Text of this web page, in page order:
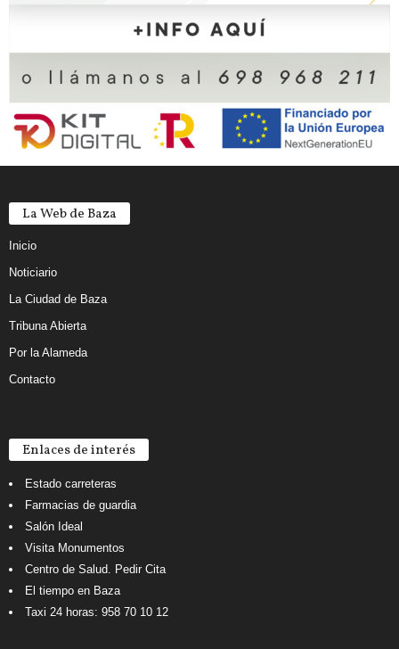
La Web de Baza
Inicio
Noticiario
La Ciudad de Baza
Tribuna Abierta
Por la Alameda
Contacto
Enlaces de interés
Estado carreteras
Farmacias de guardia
Salón Ideal
Visita Monumentos
Centro de Salud. Pedir Cita
El tiempo en Baza
Taxi 24 horas: 958 70 10 12